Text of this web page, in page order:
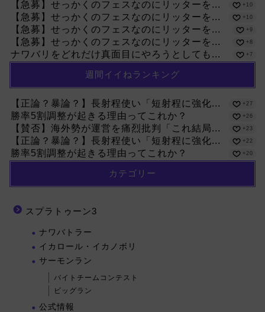
【急募】せっかくのフェスなのにリッターを... +10
【急募】せっかくのフェスなのにリッターを... +10
【急募】せっかくのフェスなのにリッターを... +9
【急募】せっかくのフェスなのにリッターを... +8
ナワバリをどれだけ真面目にやろうとしても... +7
週間イイねランキング
【正論？暴論？】長射程使い「短射程に強化... +27
勝率5割調整が起きる理由ってこれか？ +26
【賛否】海外勢が運営を痛烈批判「これ結局... +23
【正論？暴論？】長射程使い「短射程に強化... +22
勝率5割調整が起きる理由ってこれか？ +20
カテゴリー
スプラトゥーン3
ナワバトラー
イカロール・イカノボリ
サーモンラン
バイトチームコンテスト
ビッグラン
公式情報